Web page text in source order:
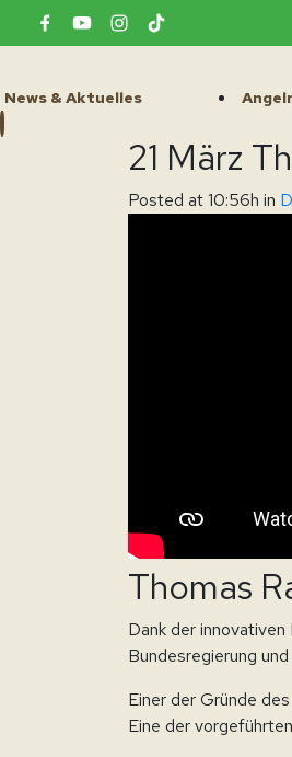
News & Aktuelles
21 März
Posted at 10:56h in
Thomas
Dank der
Bundesregierung
Einer der Gründe
Eine der